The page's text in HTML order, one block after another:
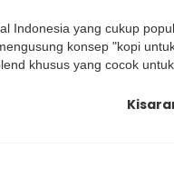
Indonesia yang cukup
konsep "kopi
khusus yang cocok